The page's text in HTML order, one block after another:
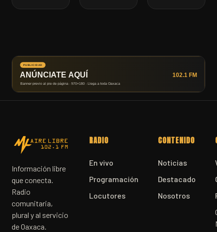
Información libre
que conecta.
Radio
comunitaria,
plural y al servicio
de Oaxaca.
RADIO
En vivo
Programación
Locutores
CONTENIDO
Noticias
Destacado
Nosotros